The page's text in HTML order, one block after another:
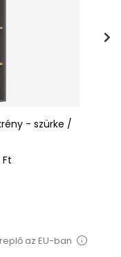
- szürke /
az EU-ban